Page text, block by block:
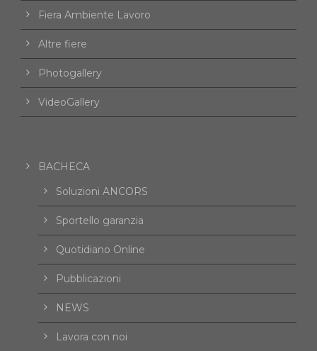
Fiera Ambiente Lavoro
Altre fiere
Photogallery
VideoGallery
BACHECA
Soluzioni ANCORS
Sportello garanzia
Quotidiano Online
Pubblicazioni
NEWS
Lavora con noi